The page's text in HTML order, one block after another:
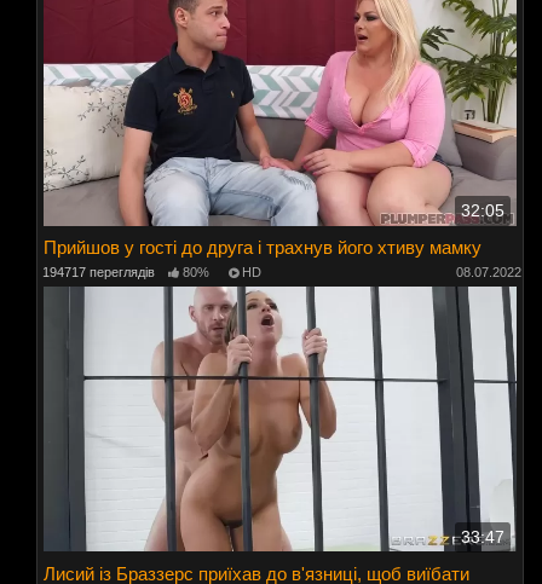
32:05
Прийшов у гості до друга і трахнув його хтиву мамку
194717 переглядів 80% HD 08.07.2022
33:47
Лисий із Браззерс приїхав до в'язниці, щоб виїбати